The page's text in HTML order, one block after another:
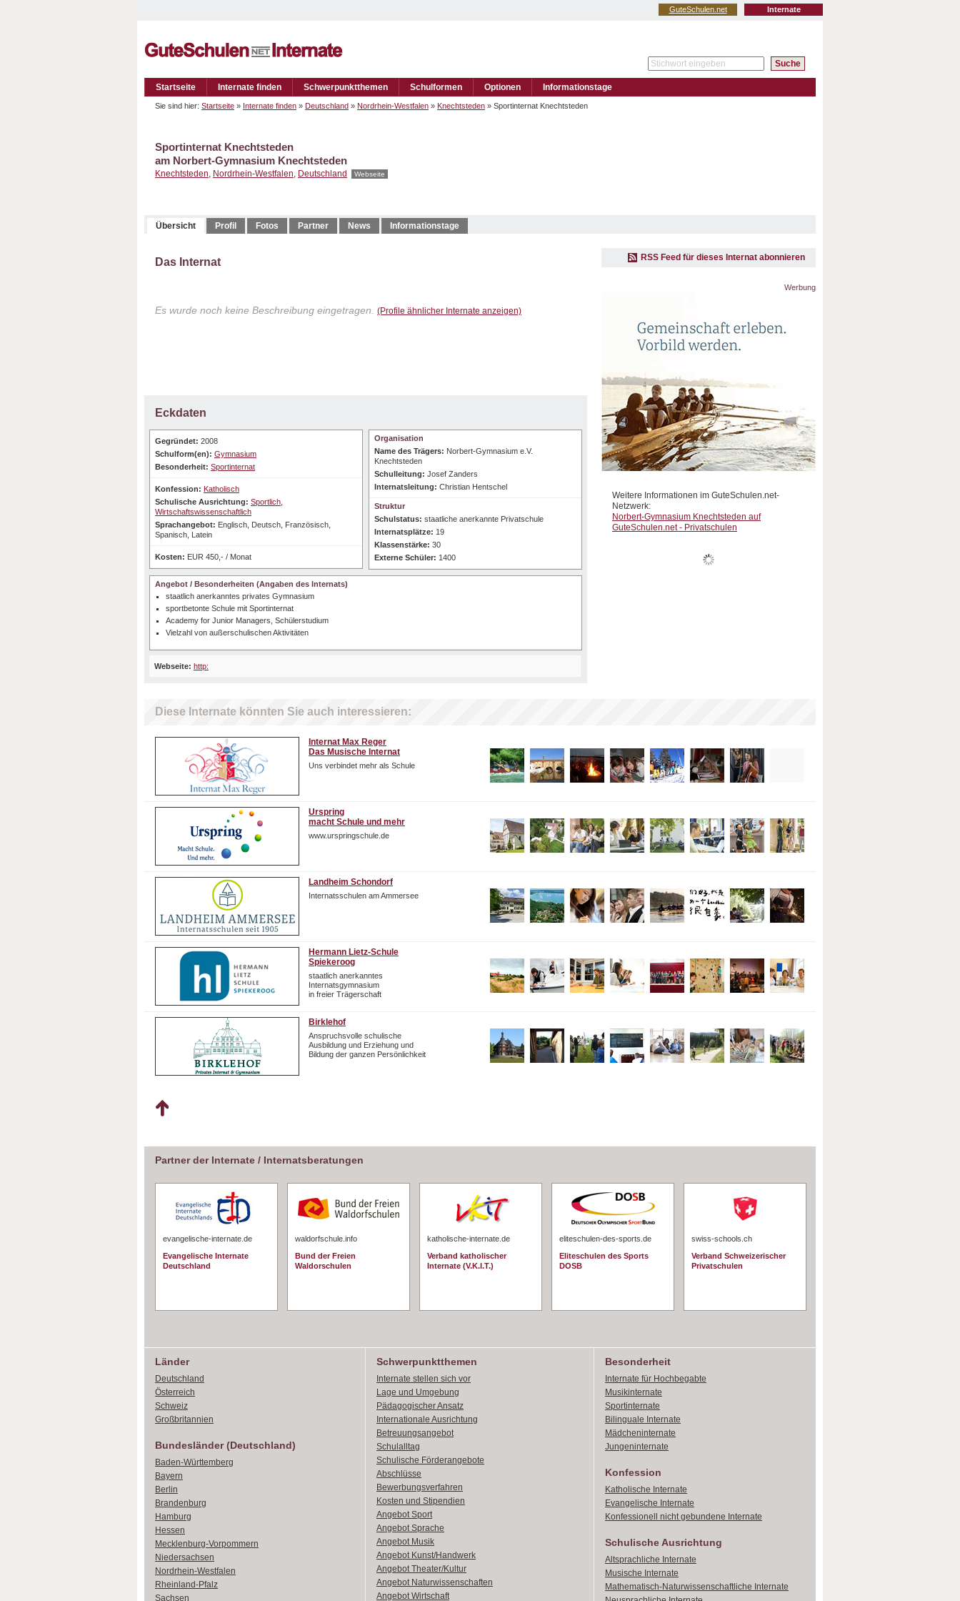
Internate
GuteSchulen.net
Startseite Internate finden Schwerpunktthemen Schulformen Optionen Informationstage
Sie sind hier: Startseite » Internate finden » Deutschland » Nordrhein-Westfalen » Knechtsteden » Sportinternat Knechtsteden
Sportinternat Knechtsteden
am Norbert-Gymnasium Knechtsteden
Knechtsteden, Nordrhein-Westfalen, Deutschland Webseite
Übersicht Profil Fotos Partner News Informationstage
Das Internat
Es wurde noch keine Beschreibung eingetragen. (Profile ähnlicher Internate anzeigen)
Eckdaten
Gegründet: 2008
Schulform(en): Gymnasium
Besonderheit: Sportinternat
Konfession: Katholisch
Schulische Ausrichtung: Sportlich
Wirtschaftswissenschaftlich
Sprachangebot: Englisch, Deutsch, Französisch,
Spanisch, Latein
Kosten: EUR 450,- / Monat
Organisation
Name des Trägers: Norbert-Gymnasium e.V.
Knechtsteden
Schulleitung: Josef Zanders
Internatsleitung: Christian Hentschel
Struktur
Schulstatus: staatliche anerkannte Privatschule
Internatsplätze: 19
Klassenstärke: 30
Externe Schüler: 1400
Angebot / Besonderheiten (Angaben des Internats)
staatlich anerkanntes privates Gymnasium
sportbetonte Schule mit Sportinternat
Academy for Junior Managers, Schülerstudium
Vielzahl von außerschulischen Aktivitäten
Webseite: http:
RSS Feed für dieses Internat abonnieren
Werbung
Weitere Informationen im GuteSchulen.net-
Netzwerk:
Norbert-Gymnasium Knechtsteden auf
GuteSchulen.net - Privatschulen
Diese Internate könnten Sie auch interessieren:
Internat Max Reger
Das Musische Internat
Uns verbindet mehr als Schule
Urspring
macht Schule und mehr
www.urspringschule.de
Landheim Schondorf
Internatsschulen am Ammersee
Hermann Lietz-Schule
Spiekeroog
staatlich anerkanntes
Internatsgymnasium
in freier Trägerschaft
Birklehof
Anspruchsvolle schulische
Ausbildung und Erziehung und
Bildung der ganzen Persönlichkeit
Partner der Internate / Internatsberatungen
evangelische-internate.de
Evangelische Internate
Deutschland
waldorfschule.info
Bund der Freien
Waldorschulen
katholische-internate.de
Verband katholischer
Internate (V.K.I.T.)
eliteschulen-des-sports.de
Eliteschulen des Sports
DOSB
swiss-schools.ch
Verband Schweizerischer
Privatschulen
Länder
Deutschland
Österreich
Schweiz
Großbritannien
Bundesländer (Deutschland)
Baden-Württemberg
Bayern
Berlin
Brandenburg
Hamburg
Hessen
Mecklenburg-Vorpommern
Niedersachsen
Nordrhein-Westfalen
Rheinland-Pfalz
Sachsen
Schwerpunktthemen
Internate stellen sich vor
Lage und Umgebung
Pädagogischer Ansatz
Internationale Ausrichtung
Betreuungsangebot
Schulalltag
Schulische Förderangebote
Abschlüsse
Bewerbungsverfahren
Kosten und Stipendien
Angebot Sport
Angebot Sprache
Angebot Musik
Angebot Kunst/Handwerk
Angebot Theater/Kultur
Angebot Naturwissenschaften
Angebot Wirtschaft
Besonderheit
Internate für Hochbegabte
Musikinternate
Sportinternate
Bilinguale Internate
Mädcheninternate
Jungeninternate
Konfession
Katholische Internate
Evangelische Internate
Konfessionell nicht gebundene Internate
Schulische Ausrichtung
Altsprachliche Internate
Musische Internate
Mathematisch-Naturwissenschaftliche Internate